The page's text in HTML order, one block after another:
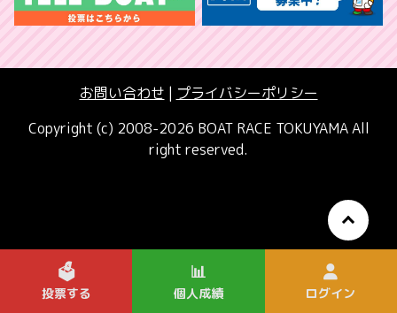
お問い合わせ | プライバシーポリシー
Copyright (c) 2008-2026 BOAT RACE TOKUYAMA All
right reserved.
🗳️
投票する
📊
個人成績 ログイン